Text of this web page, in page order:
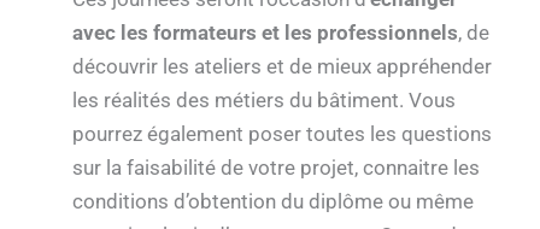
avec les formateurs et les professionnels, de
découvrir les ateliers et de mieux appréhender
les réalités des métiers du bâtiment. Vous
pourrez également poser toutes les questions
sur la faisabilité de votre projet, connaitre les
conditions d’obtention du diplôme ou même